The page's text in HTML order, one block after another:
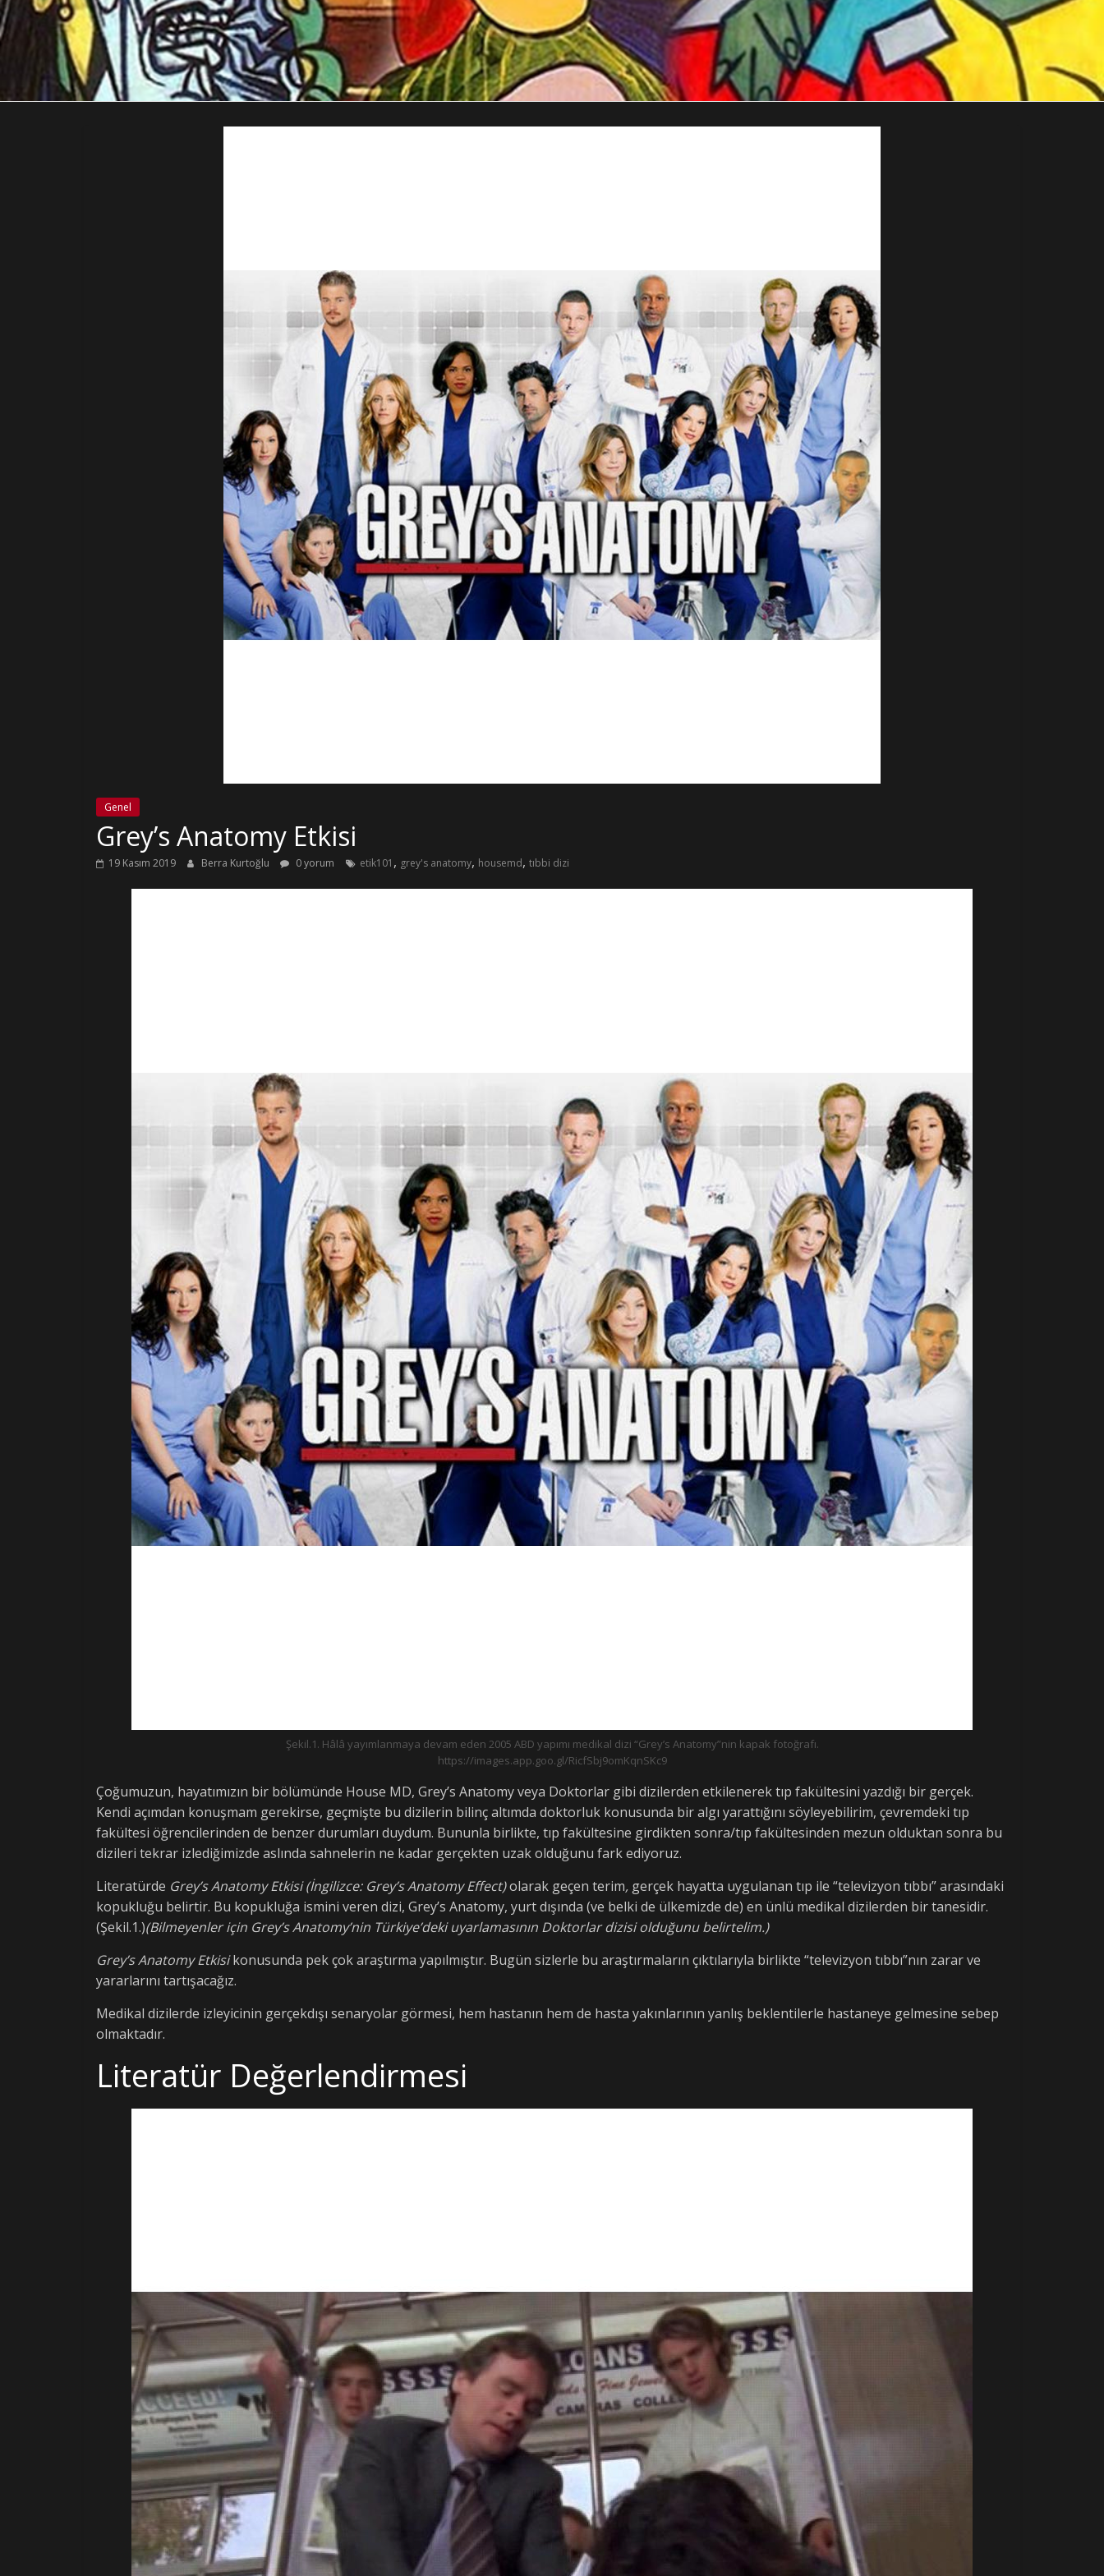
Genel
Grey’s Anatomy Etkisi
19 Kasım 2019 Berra Kurtoğlu 0 yorum etik101 , grey's anatomy, housemd, tıbbi dizi
Şekil.1. Hâlâ yayımlanmaya devam eden 2005 ABD yapımı medikal dizi “Grey’s Anatomy”nin kapak fotoğrafı.
https://images.app.goo.gl/RicfSbj9omKqnSKc9
Çoğumuzun, hayatımızın bir bölümünde House MD, Grey’s Anatomy veya Doktorlar gibi dizilerden etkilenerek tıp fakültesini yazdığı bir gerçek.
Kendi açımdan konuşmam gerekirse, geçmişte bu dizilerin bilinç altımda doktorluk konusunda bir algı yarattığını söyleyebilirim, çevremdeki tıp
fakültesi öğrencilerinden de benzer durumları duydum. Bununla birlikte, tıp fakültesine girdikten sonra/tıp fakültesinden mezun olduktan sonra bu
dizileri tekrar izlediğimizde aslında sahnelerin ne kadar gerçekten uzak olduğunu fark ediyoruz.
Literatürde Grey’s Anatomy Etkisi (İngilizce: Grey’s Anatomy Effect)olarak geçen terim, gerçek hayatta uygulanan tıp ile “televizyon tıbbı” arasındaki
kopukluğu belirtir. Bu kopukluğa ismini veren dizi, Grey’s Anatomy, yurt dışında (ve belki de ülkemizde de) en ünlü medikal dizilerden bir tanesidir.
(Şekil.1.)(Bilmeyenler için Grey’s Anatomy’nin Türkiye’deki uyarlamasının Doktorlar dizisi olduğunu belirtelim.)
Grey’s Anatomy Etkisikonusunda pek çok araştırma yapılmıştır. Bugün sizlerle bu araştırmaların çıktılarıyla birlikte “televizyon tıbbı”nın zarar ve
yararlarını tartışacağız.
Medikal dizilerde izleyicinin gerçekdışı senaryolar görmesi, hem hastanın hem de hasta yakınlarının yanlış beklentilerle hastaneye gelmesine sebep
olmaktadır.
Literatür Değerlendirmesi